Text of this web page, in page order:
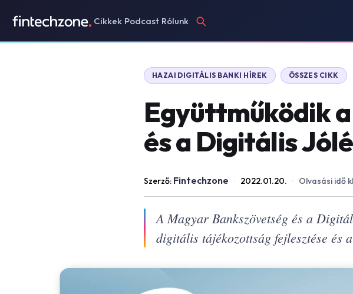
Cikkek Podcast Rólunk
HAZAI DIGITÁLIS BANKI HÍREK ÖSSZES CIKK
Együttműködik
és a Digitális
Szerző: Fintechzone · 2022.01.20. · Olvasási idő
A Magyar Bankszövetség és a
digitális tájékozottság fejlesztése és